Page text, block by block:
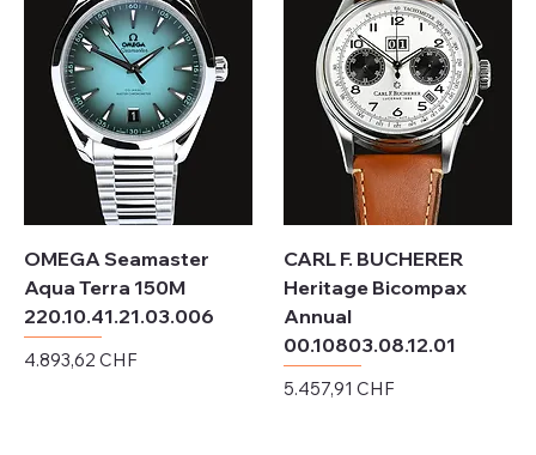
OMEGA Seamaster
Aqua Terra 150M
220.10.41.21.03.006
Preis
4.893,62 CHF
CARL F. BUCHERER
Heritage Bicompax
Annual
00.10803.08.12.01
Preis
5.457,91 CHF